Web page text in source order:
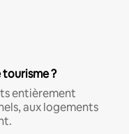
tourisme ?
entièrement
aux logements